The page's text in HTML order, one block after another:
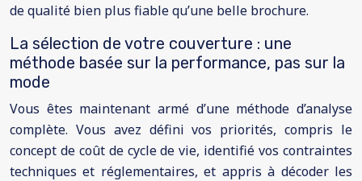
de qualité bien plus fiable qu’une belle brochure.
La sélection de votre couverture : une
méthode basée sur la performance, pas sur la
mode
Vous êtes maintenant armé d’une méthode d’analyse
complète. Vous avez défini vos priorités, compris le
concept de coût de cycle de vie, identifié vos contraintes
techniques et réglementaires, et appris à décoder les